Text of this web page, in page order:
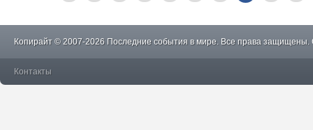
Копирайт © 2007-2026 Последние события в мире. Все права защищены.
Контакты